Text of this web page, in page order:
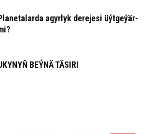
agyr­lyk derejesi üýt­ge­ýär­
BEÝ­NÄ TÄ­SI­RI